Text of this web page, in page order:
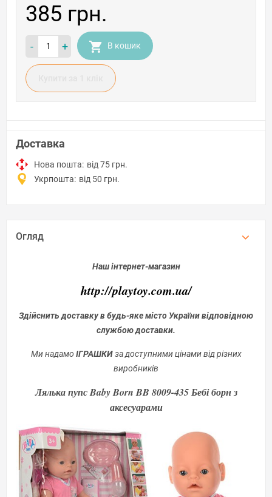
385 грн.
- + В кошик
Доставка
Нова пошта: від 75 грн.
Укрпошта: від 50 грн.
Огляд
Наш інтернет-магазин
http://playtoy.com.ua/
Здійснить доставку в будь-яке місто України відповідною
службою доставки.
Ми надамо ІГРАШКИза доступними цінами від різних
виробників
Лялька пупс Baby Born BB 8009-435 Бебі борн з
аксесуарами